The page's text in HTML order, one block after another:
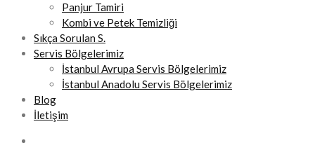
Panjur Tamiri
Kombi ve Petek Temizliği
Sıkça Sorulan S.
Servis Bölgelerimiz
İstanbul Avrupa Servis Bölgelerimiz
İstanbul Anadolu Servis Bölgelerimiz
Blog
İletişim